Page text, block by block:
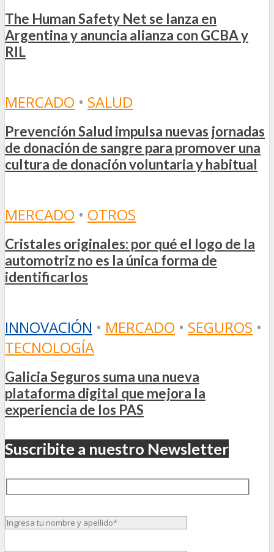
The Human Safety Net se lanza en
Argentina y anuncia alianza con GCBA y
RIL
MERCADO • SALUD
Prevención Salud impulsa nuevas jornadas
de donación de sangre para promover una
cultura de donación voluntaria y habitual
MERCADO • OTROS
Cristales originales: por qué el logo de la
automotriz no es la única forma de
identificarlos
INNOVACIÓN • MERCADO • SEGUROS •
TECNOLOGÍA
Galicia Seguros suma una nueva
plataforma digital que mejora la
experiencia de los PAS
Suscribite a nuestro Newsletter